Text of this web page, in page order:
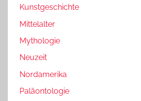
Kunstgeschichte
Mittelalter
Mythologie
Neuzeit
Nordamerika
Paläontologie